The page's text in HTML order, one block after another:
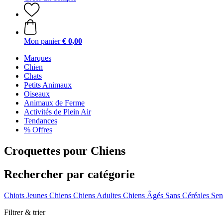
Mon panier € 0,00
Marques
Chien
Chats
Petits Animaux
Oiseaux
Animaux de Ferme
Activités de Plein Air
Tendances
% Offres
Croquettes pour Chiens
Rechercher par catégorie
Chiots Jeunes Chiens Chiens Adultes Chiens Âgés Sans Céréales
Filtrer & trier